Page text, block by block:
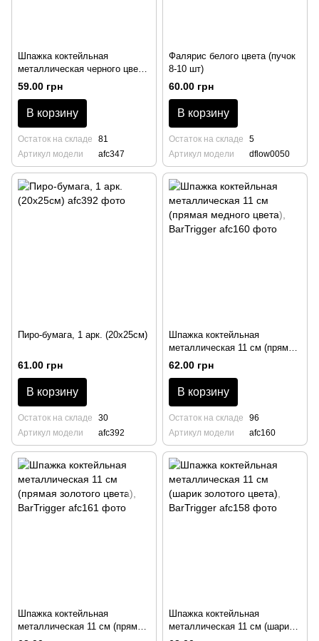
Шпажка коктейльная
металлическая черного цвета
(кольцо),11 см
59.00 грн
В корзину
Остаток на складе
81
Артикул модели
afc347
Фалярис белого цвета (пучок
8-10 шт)
60.00 грн
В корзину
Остаток на складе
5
Артикул модели
dflow0050
Пиро-бумага, 1 арк. (20х25см)
61.00 грн
В корзину
Остаток на складе
30
Артикул модели
afc392
Шпажка коктейльная
металлическая 11 см (прямая
медного цвета), BarTrigger
62.00 грн
В корзину
Остаток на складе
96
Артикул модели
afc160
Шпажка коктейльная
металлическая 11 см (прямая
Шпажка коктейльная
металлическая 11 см (шарик